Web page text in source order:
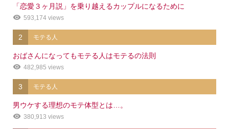
「恋愛３ヶ月説」を乗り越えるカップルになるために
593,174 views
2 モテる人
おばさんになってもモテる人はモテるの法則
482,985 views
3 モテる人
男ウケする理想のモテ体型とは…。
380,913 views